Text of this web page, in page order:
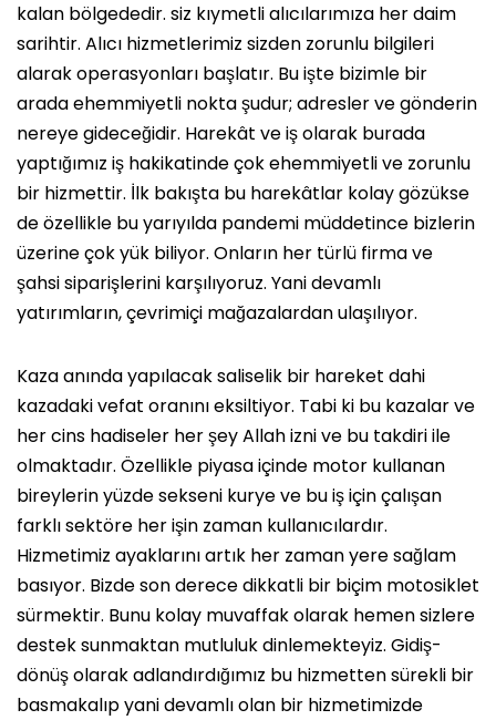
kalan bölgededir. siz kıymetli alıcılarımıza her daim
sarihtir. Alıcı hizmetlerimiz sizden zorunlu bilgileri
alarak operasyonları başlatır. Bu işte bizimle bir
arada ehemmiyetli nokta şudur; adresler ve gönderin
nereye gideceğidir. Harekât ve iş olarak burada
yaptığımız iş hakikatinde çok ehemmiyetli ve zorunlu
bir hizmettir. İlk bakışta bu harekâtlar kolay gözükse
de özellikle bu yarıyılda pandemi müddetince bizlerin
üzerine çok yük biliyor. Onların her türlü firma ve
şahsi siparişlerini karşılıyoruz. Yani devamlı
yatırımların, çevrimiçi mağazalardan ulaşılıyor.
Kaza anında yapılacak saliselik bir hareket dahi
kazadaki vefat oranını eksiltiyor. Tabi ki bu kazalar ve
her cins hadiseler her şey Allah izni ve bu takdiri ile
olmaktadır. Özellikle piyasa içinde motor kullanan
bireylerin yüzde sekseni kurye ve bu iş için çalışan
farklı sektöre her işin zaman kullanıcılardır.
Hizmetimiz ayaklarını artık her zaman yere sağlam
basıyor. Bizde son derece dikkatli bir biçim motosiklet
sürmektir. Bunu kolay muvaffak olarak hemen sizlere
destek sunmaktan mutluluk dinlemekteyiz. Gidiş-
dönüş olarak adlandırdığımız bu hizmetten sürekli bir
basmakalıp yani devamlı olan bir hizmetimizde